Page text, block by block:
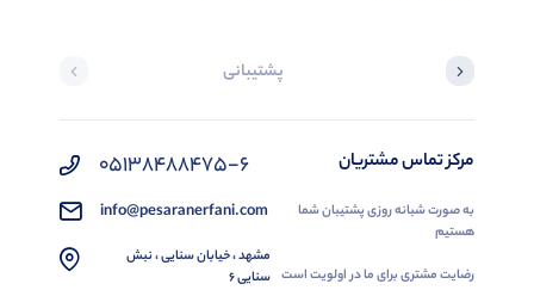
پشتیبانی
مرکز تماس مشتریان
به صورت شبانه روزی پشتیبان شما
هستیم
رضایت مشتری برای ما در اولویت است
05138488475-6
info@pesaranerfani.com
مشهد ، خیابان سنایی ، نبش
سنایی 6